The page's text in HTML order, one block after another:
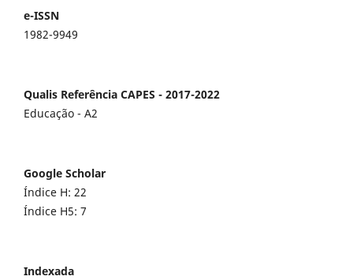
e-ISSN
1982-9949
Qualis Referência CAPES - 2017-2022
Educação - A2
Google Scholar
Índice H: 22
Índice H5: 7
Indexada